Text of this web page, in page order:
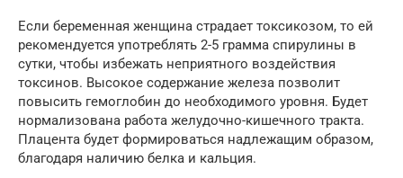
Если беременная женщина страдает токсикозом, то ей
рекомендуется употреблять 2-5 грамма спирулины в
сутки, чтобы избежать неприятного воздействия
токсинов. Высокое содержание железа позволит
повысить гемоглобин до необходимого уровня. Будет
нормализована работа желудочно-кишечного тракта.
Плацента будет формироваться надлежащим образом,
благодаря наличию белка и кальция.